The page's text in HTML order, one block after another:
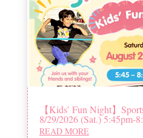
【Kids’ Fun Night】
8/29/2026 (Sat.) 5:45pm-
READ MORE